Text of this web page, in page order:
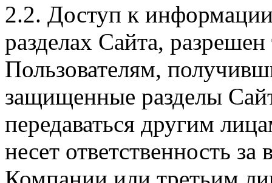
2.2. Доступ к
разделах Сайта,
Пользователям,
защищенные разделы
передаваться другим
несет ответственность